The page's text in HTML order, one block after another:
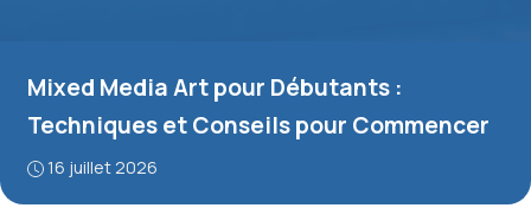
Mixed Media Art pour Débutants :
Techniques et Conseils pour Commencer
16 juillet 2026